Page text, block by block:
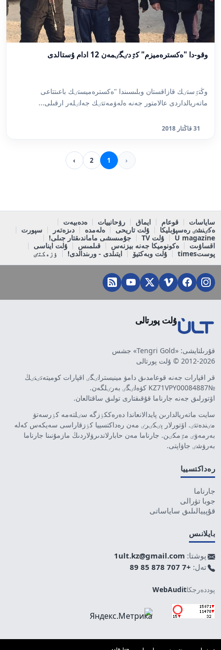
وقو-دا "ەكسترەميزم" كٷدٸگٸمەن 12 ادام ۇستالدى
وڭتٷستٸك قازاقستان وبلىسىندا "ەكسترەميستٸك باعىتتاعى
ماتەريالداردى عالامتور جەنە ەلەۋمەتتٸك جەلٸلەر ارقىلى...
31 قاڭتار 2018
‹
1
2
›
ساياسات قوعام ايماق رۋحانييات
ەدەبيەت
ەكٸنشٸ رەسپۋبليكا
ۇلت تاريحى ەلەمدە دىزەتەر
سپورت
U magazine
ۇلت TV
جۇمىسشى ماماندىقتار جىلى!
اقساۋىت
ەكونوميكا جەنە بيزنەس قىلمىس
ۇلت ايناسى
پوستtimes
ۇلت وبەكتيۆ ايتىلدى - ورىندالدى! ٶزەكتٸ
ۇلت پورتالى
قۇرىلتايشى: «Tengri Gold» جشس
2012-2026 © ۇلت پورتالى
قر اقپارات جەنە قوعامدىق دامۋ مينيسترلٸگٸ اقپارات كوميتەتٸنٸڭ
№KZ71VPY00084887 كۋەلٸگٸ بەرٸلگەن.
اۆتورلىق جەنە جارناما قۇقىقتارى تولىق ساقتالعان.
سايت ماتەريالدارىن پايدالانعاندا دەرەككٶزگە سٸلتەمە كٶرسەتۋ
مٸندەتتٸ. اۆتورلار پٸكٸرٸ مەن رەداكتسييا كٶزقاراسى سەيكەس كەلە
بەرمەۋٸ مٷمكٸن. جارناما مەن حابارلاندىرۋلاردىڭ مازمۇنىنا جارناما
بەرۋشٸ جاۋاپتى.
رەداكتسييا
جارناما
جوبا تۋرالى
قۇپييالىلىق ساياساتى
بايلانىس
پوشتا: 1ult.kz@gmail.com
تەل: +7 707 878 85 89
پوددەرجكاWebAudit